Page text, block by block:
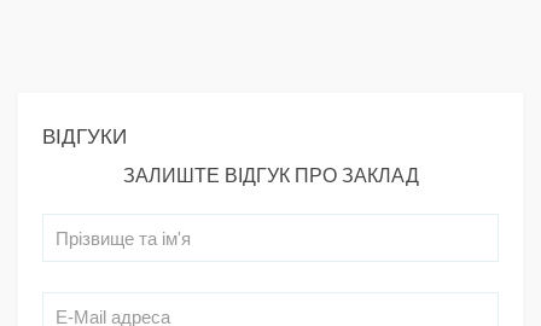
ВІДГУКИ
ЗАЛИШТЕ ВІДГУК ПРО ЗАКЛАД